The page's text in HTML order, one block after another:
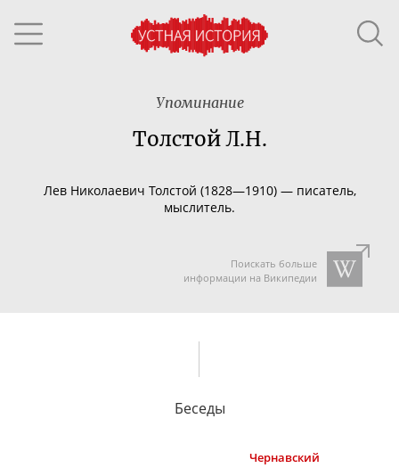
Упоминание
Толстой Л.Н.
Лев Николаевич Толстой (1828—1910) — писатель,
мыслитель.
Поискать больше
информации на Википедии
Беседы
Чернавский